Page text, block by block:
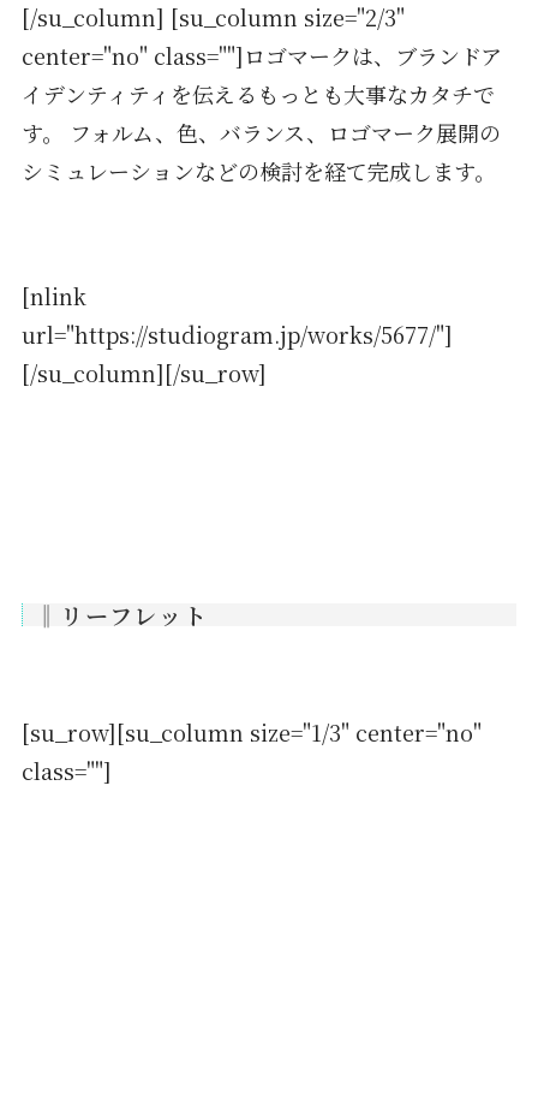
[/su_column] [su_column size="2/3"
center="no" class=""]ロゴマークは、ブランドア
イデンティティを伝えるもっとも大事なカタチで
す。 フォルム、色、バランス、ロゴマーク展開の
シミュレーションなどの検討を経て完成します。
[nlink
url="https://studiogram.jp/works/5677/"]
[/su_column][/su_row]
‖リーフレット
[su_row][su_column size="1/3" center="no"
class=""]